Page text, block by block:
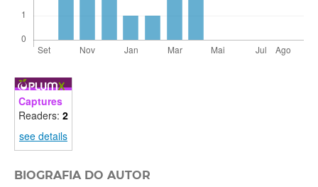
Captures
Readers: 2
see details
BIOGRAFIA DO AUTOR